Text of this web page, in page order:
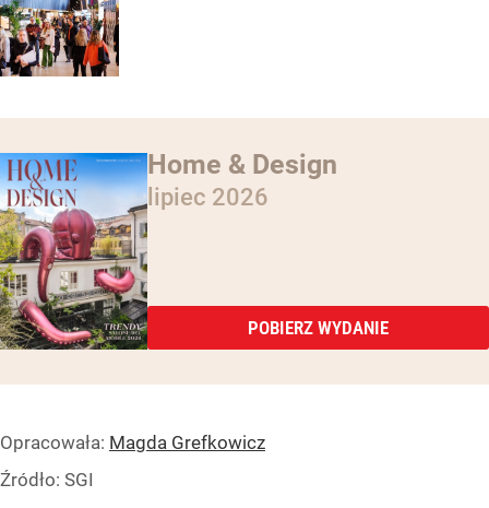
Home & Design
lipiec 2026
POBIERZ WYDANIE
Opracowała: Magda Grefkowicz
Źródło: SGI